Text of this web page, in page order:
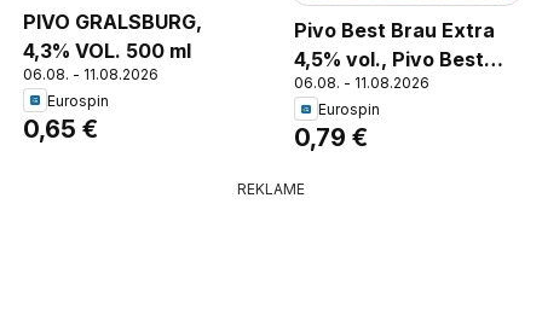
PIVO GRALSBURG,
4,3% VOL. 500 ml
06.08. - 11.08.2026
Eurospin
0,65 €
Pivo Best Brau Extra
4,5% vol., Pivo Best
Brau Extra 4,5% vol.
330 ml
06.08. - 11.08.2026
Eurospin
0,79 €
REKLAME